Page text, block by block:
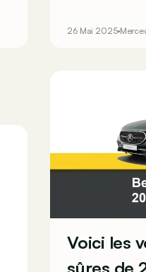
26 Mai 2025
Voici les
sûres de